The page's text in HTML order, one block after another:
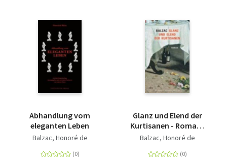
Abhandlung vom
eleganten Leben
Balzac, Honoré de
Glanz und Elend der
Kurtisanen - Roman |
Das Herzstück der
Balzac, Honoré de